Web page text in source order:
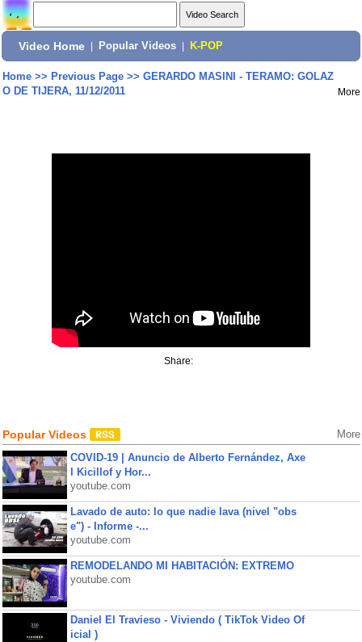
Video Home Popular Videos K-POP
Home>> Previous Page>> GERARDO MASINI - TERAMO: GOLAZ
O DE TIJERA, 11/12/2011
More
Share:
Popular Videos More
COVID-19 | Anuncio de Alberto Fernández, Axe
l Kicillof y Hor...
youtube.com
Lavado de auto: lo que nadie lava (nivel "obs
e") - Informe -...
youtube.com
REMODELANDO MI HABITACIÓN: EXTREMO
youtube.com
Daniel El Travieso - Viviendo ( TikTok Video Of
icial )